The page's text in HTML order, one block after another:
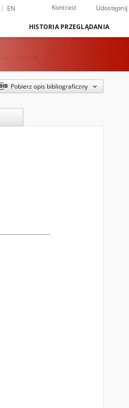
EN Kontrast Udostępnij
HISTORIA PRZEGLĄDANIA
Pobierz opis bibliograficzny